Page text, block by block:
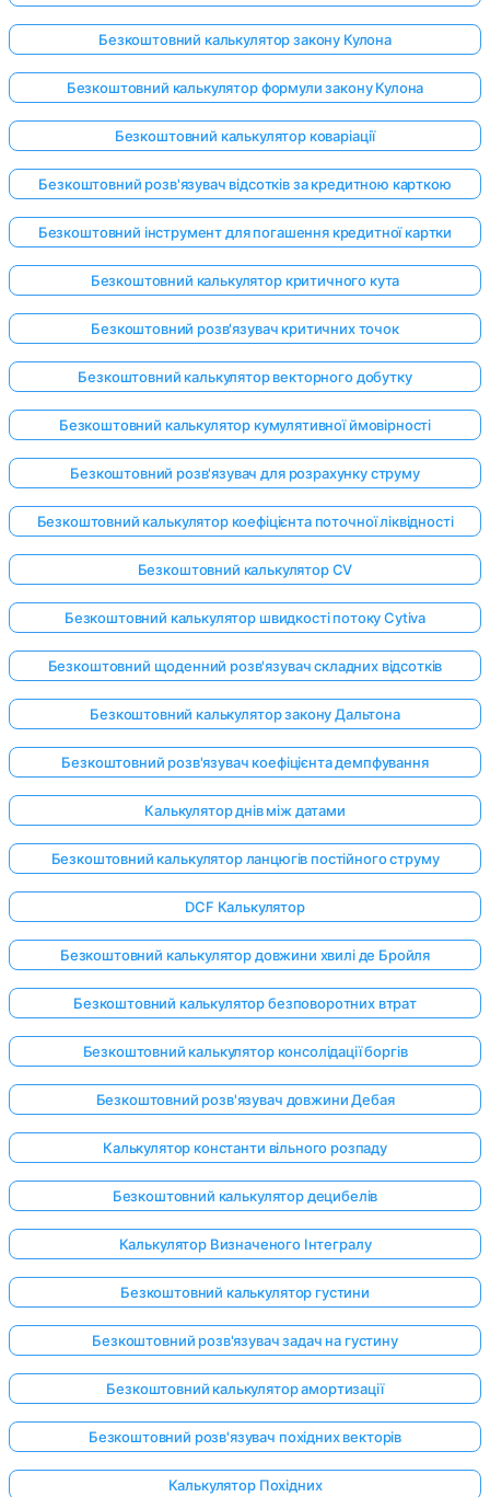
Увійдіть
тут!
Безкоштовний калькулятор закону Кулона
Безкоштовний калькулятор формули закону Кулона
Безкоштовний калькулятор коваріації
Безкоштовний розв'язувач відсотків за кредитною карткою
Безкоштовний інструмент для погашення кредитної картки
Безкоштовний калькулятор критичного кута
Безкоштовний розв'язувач критичних точок
Безкоштовний калькулятор векторного добутку
Безкоштовний калькулятор кумулятивної ймовірності
Безкоштовний розв'язувач для розрахунку струму
Безкоштовний калькулятор коефіцієнта поточної ліквідності
Безкоштовний калькулятор CV
Безкоштовний калькулятор швидкості потоку Cytiva
Безкоштовний щоденний розв'язувач складних відсотків
Безкоштовний калькулятор закону Дальтона
Безкоштовний розв'язувач коефіцієнта демпфування
Калькулятор днів між датами
Безкоштовний калькулятор ланцюгів постійного струму
DCF Калькулятор
Безкоштовний калькулятор довжини хвилі де Бройля
Безкоштовний калькулятор безповоротних втрат
Безкоштовний калькулятор консолідації боргів
Безкоштовний розв'язувач довжини Дебая
Калькулятор константи вільного розпаду
Безкоштовний калькулятор децибелів
Калькулятор Визначеного Інтегралу
Безкоштовний калькулятор густини
Безкоштовний розв'язувач задач на густину
Безкоштовний калькулятор амортизації
Безкоштовний розв'язувач похідних векторів
Калькулятор Похідних